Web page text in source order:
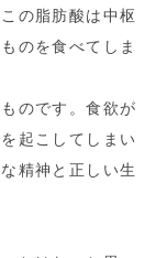
の脂肪酸は中枢
のを食べてしま
のです。食欲が
起こしてしまい
精神と正しい生